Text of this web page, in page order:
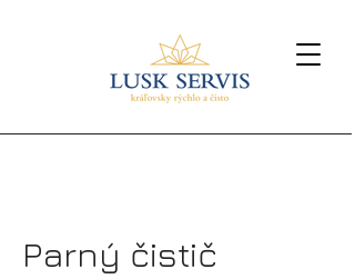
Parný čistič